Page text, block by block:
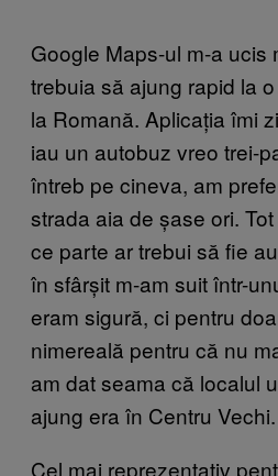
Google Maps-ul m-a ucis
trebuia să ajung rapid la
la Romană. Aplicația îmi
iau un autobuz vreo trei-
întreb pe cineva, am
strada aia de șase ori.
ce parte ar trebui să fie
în sfârșit m-am suit într-
eram sigură, ci pentru
nimereală pentru că nu
am dat seama că localul
ajung era în Centru Vechi.
Cel mai reprezentativ